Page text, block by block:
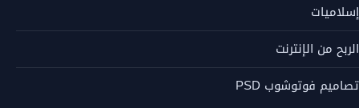
إسلاميات
الربح من الإنترنت
تصاميم فوتوشوب PSD